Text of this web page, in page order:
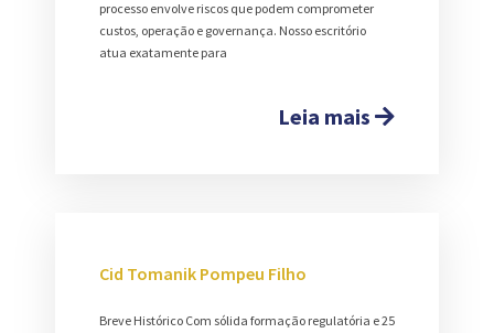
processo envolve riscos que podem comprometer
custos, operação e governança. Nosso escritório
atua exatamente para
Leia mais
Cid Tomanik Pompeu Filho
Breve Histórico Com sólida formação regulatória e 25